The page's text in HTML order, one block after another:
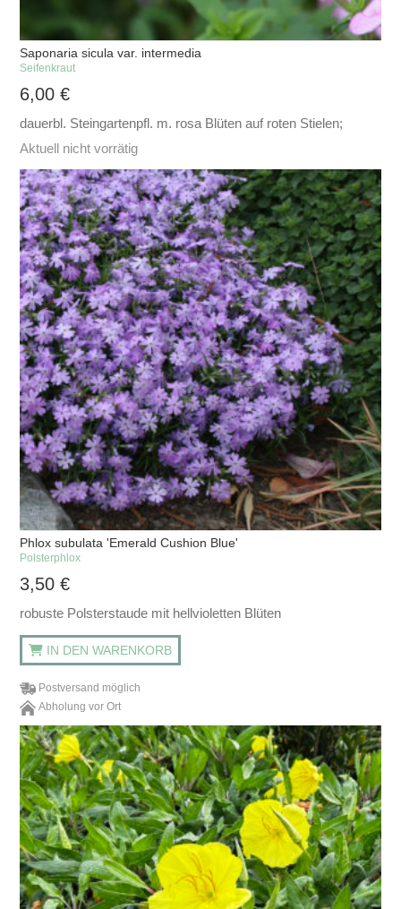
Saponaria sicula var. intermedia
Seifenkraut
6,00€
dauerbl. Steingartenpfl. m. rosa Blüten auf roten Stielen;
Aktuell nicht vorrätig
Phlox subulata 'Emerald Cushion Blue'
Polsterphlox
3,50€
robuste Polsterstaude mit hellvioletten Blüten
IN DEN WARENKORB
Postversand möglich
Abholung vor Ort